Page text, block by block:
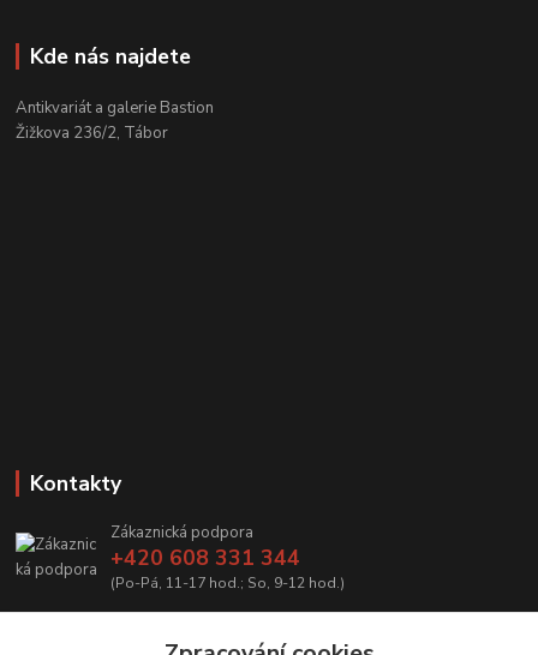
Kde nás najdete
Antikvariát a galerie Bastion
Žižkova 236/2, Tábor
Kontakty
Zákaznická podpora
+420 608 331 344
(Po-Pá, 11-17 hod.; So, 9-12 hod.)